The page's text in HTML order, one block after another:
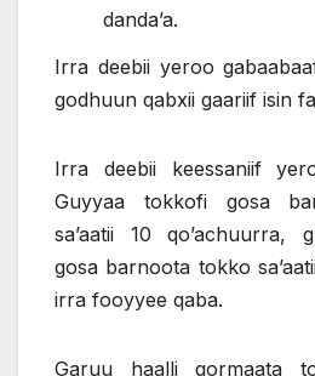
danda’a.
Irra deebii yeroo
godhuun qabxii gaariif isin
Irra deebii keessaniif
Guyyaa tokkofi gosa
sa’aatii 10 qo’achuurra,
gosa barnoota tokko
irra fooyyee qaba.
Garuu haalli qormaata